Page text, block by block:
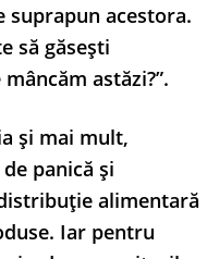
suprapun acestora.
să găsești
astăzi?”.
și mai mult,
panică și
alimentară
Iar pentru